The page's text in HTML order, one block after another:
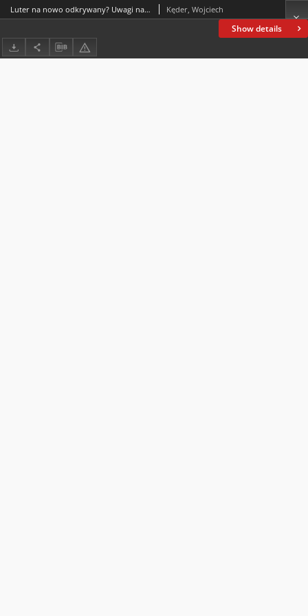
Show details
Luter na nowo odkrywany? Uwagi na marginesie książki Pawła Lisickiego o ojcu reformacji Kęder, Wojciech